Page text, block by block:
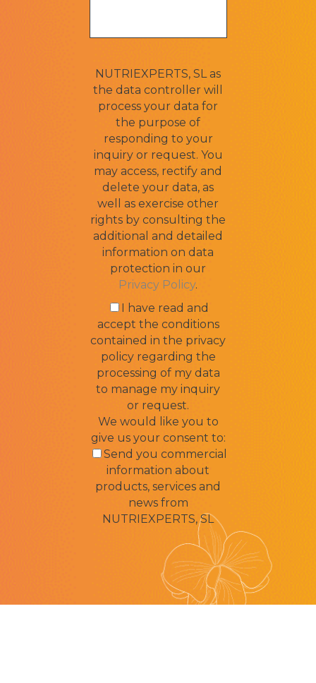
NUTRIEXPERTS, SL as
the data controller will
process your data for
the purpose of
responding to your
inquiry or request. You
may access, rectify and
delete your data, as
well as exercise other
rights by consulting the
additional and detailed
information on data
protection in our
Privacy Policy.
I have read and
accept the conditions
contained in the privacy
policy regarding the
processing of my data
to manage my inquiry
or request.
We would like you to
give us your consent to:
Send you commercial
information about
products, services and
news from
NUTRIEXPERTS, SL